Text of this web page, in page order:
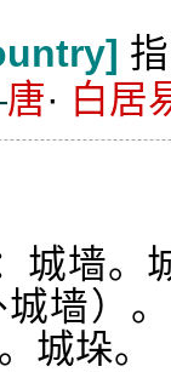
唐· 白居
墙。
城墙）
城垛。